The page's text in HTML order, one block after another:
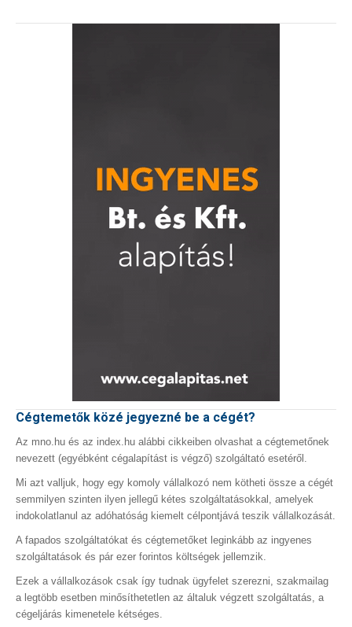
Cégtemetők közé jegyezné be a cégét?
Az mno.hu és az index.hu alábbi cikkeiben olvashat a cégtemetőnek
nevezett (egyébként cégalapítást is végző) szolgáltató esetéről.
Mi azt valljuk, hogy egy komoly vállalkozó nem kötheti össze a cégét
semmilyen szinten ilyen jellegű kétes szolgáltatásokkal, amelyek
indokolatlanul az adóhatóság kiemelt célpontjává teszik vállalkozását.
A fapados szolgáltatókat és cégtemetőket leginkább az ingyenes
szolgáltatások és pár ezer forintos költségek jellemzik.
Ezek a vállalkozások csak így tudnak ügyfelet szerezni, szakmailag
a legtöbb esetben minősíthetetlen az általuk végzett szolgáltatás, a
cégeljárás kimenetele kétséges.